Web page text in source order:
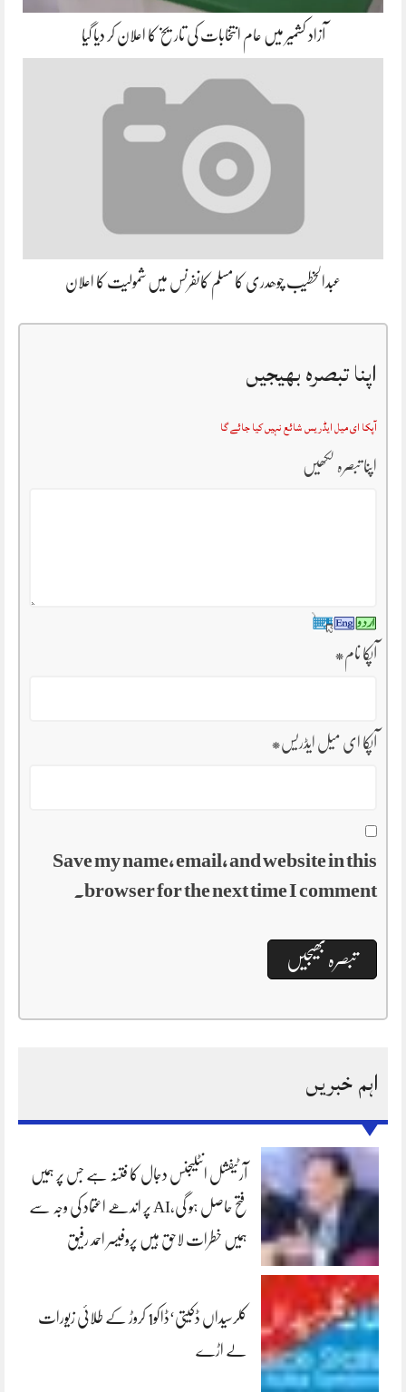
آزاد کشمیر میں عام انتخابات کی تاریخ کا اعلان کر دیا گیا
عبدالخطیب چوھدری کا مسلم کانفرنس میں شمولیت کا اعلان
اپنا تبصرہ بھیجیں
آپکا ای میل ایڈریس شائع نہیں کیا جائے گا
اپنا تبصرہ لکھیں
آپکا نام*
آپکا ای میل ایڈریس*
Save my name, email, and website in this
browser for the next time I comment.
اہم خبریں
آرٹیفشل انٹلیجنس دجال کا فتنہ ہے جس پر ہمیں
فتح حاصل ہو گی،AI پر اندھے اعتماد کی وجہ سے
ہمیں خطرات لاحق ہیں پروفیسر احمد رفیق
کلرسیداں ڈکیتی‘ڈاکو1 کروڑ کے طلائی زیورات
لے اڑے